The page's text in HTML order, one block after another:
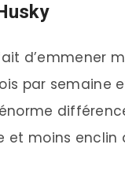
d’emmener
par semaine
et moins enclin